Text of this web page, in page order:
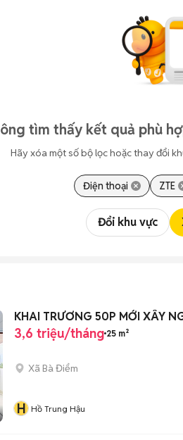
tìm thấy kết quả phù
Hãy xóa một số bộ lọc hoặc thay đổi
Điện thoại ZTE
Đổi khu vực
KHAI TRƯƠNG 50P MỚI XÂY
3,6 triệu/tháng 25 m²
Xã Bà Điểm
H Hồ Trung Hậu